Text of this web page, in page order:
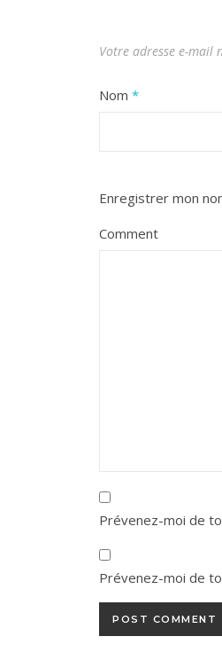
Votre adresse e-mail
Nom *
Enregistrer mon
Comment
Prévenez-moi de
Prévenez-moi de